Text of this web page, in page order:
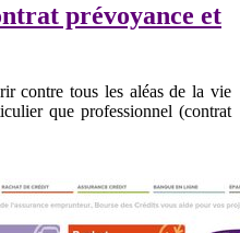
prévoyance et
contre tous les aléas de la vie
que professionnel (contrat